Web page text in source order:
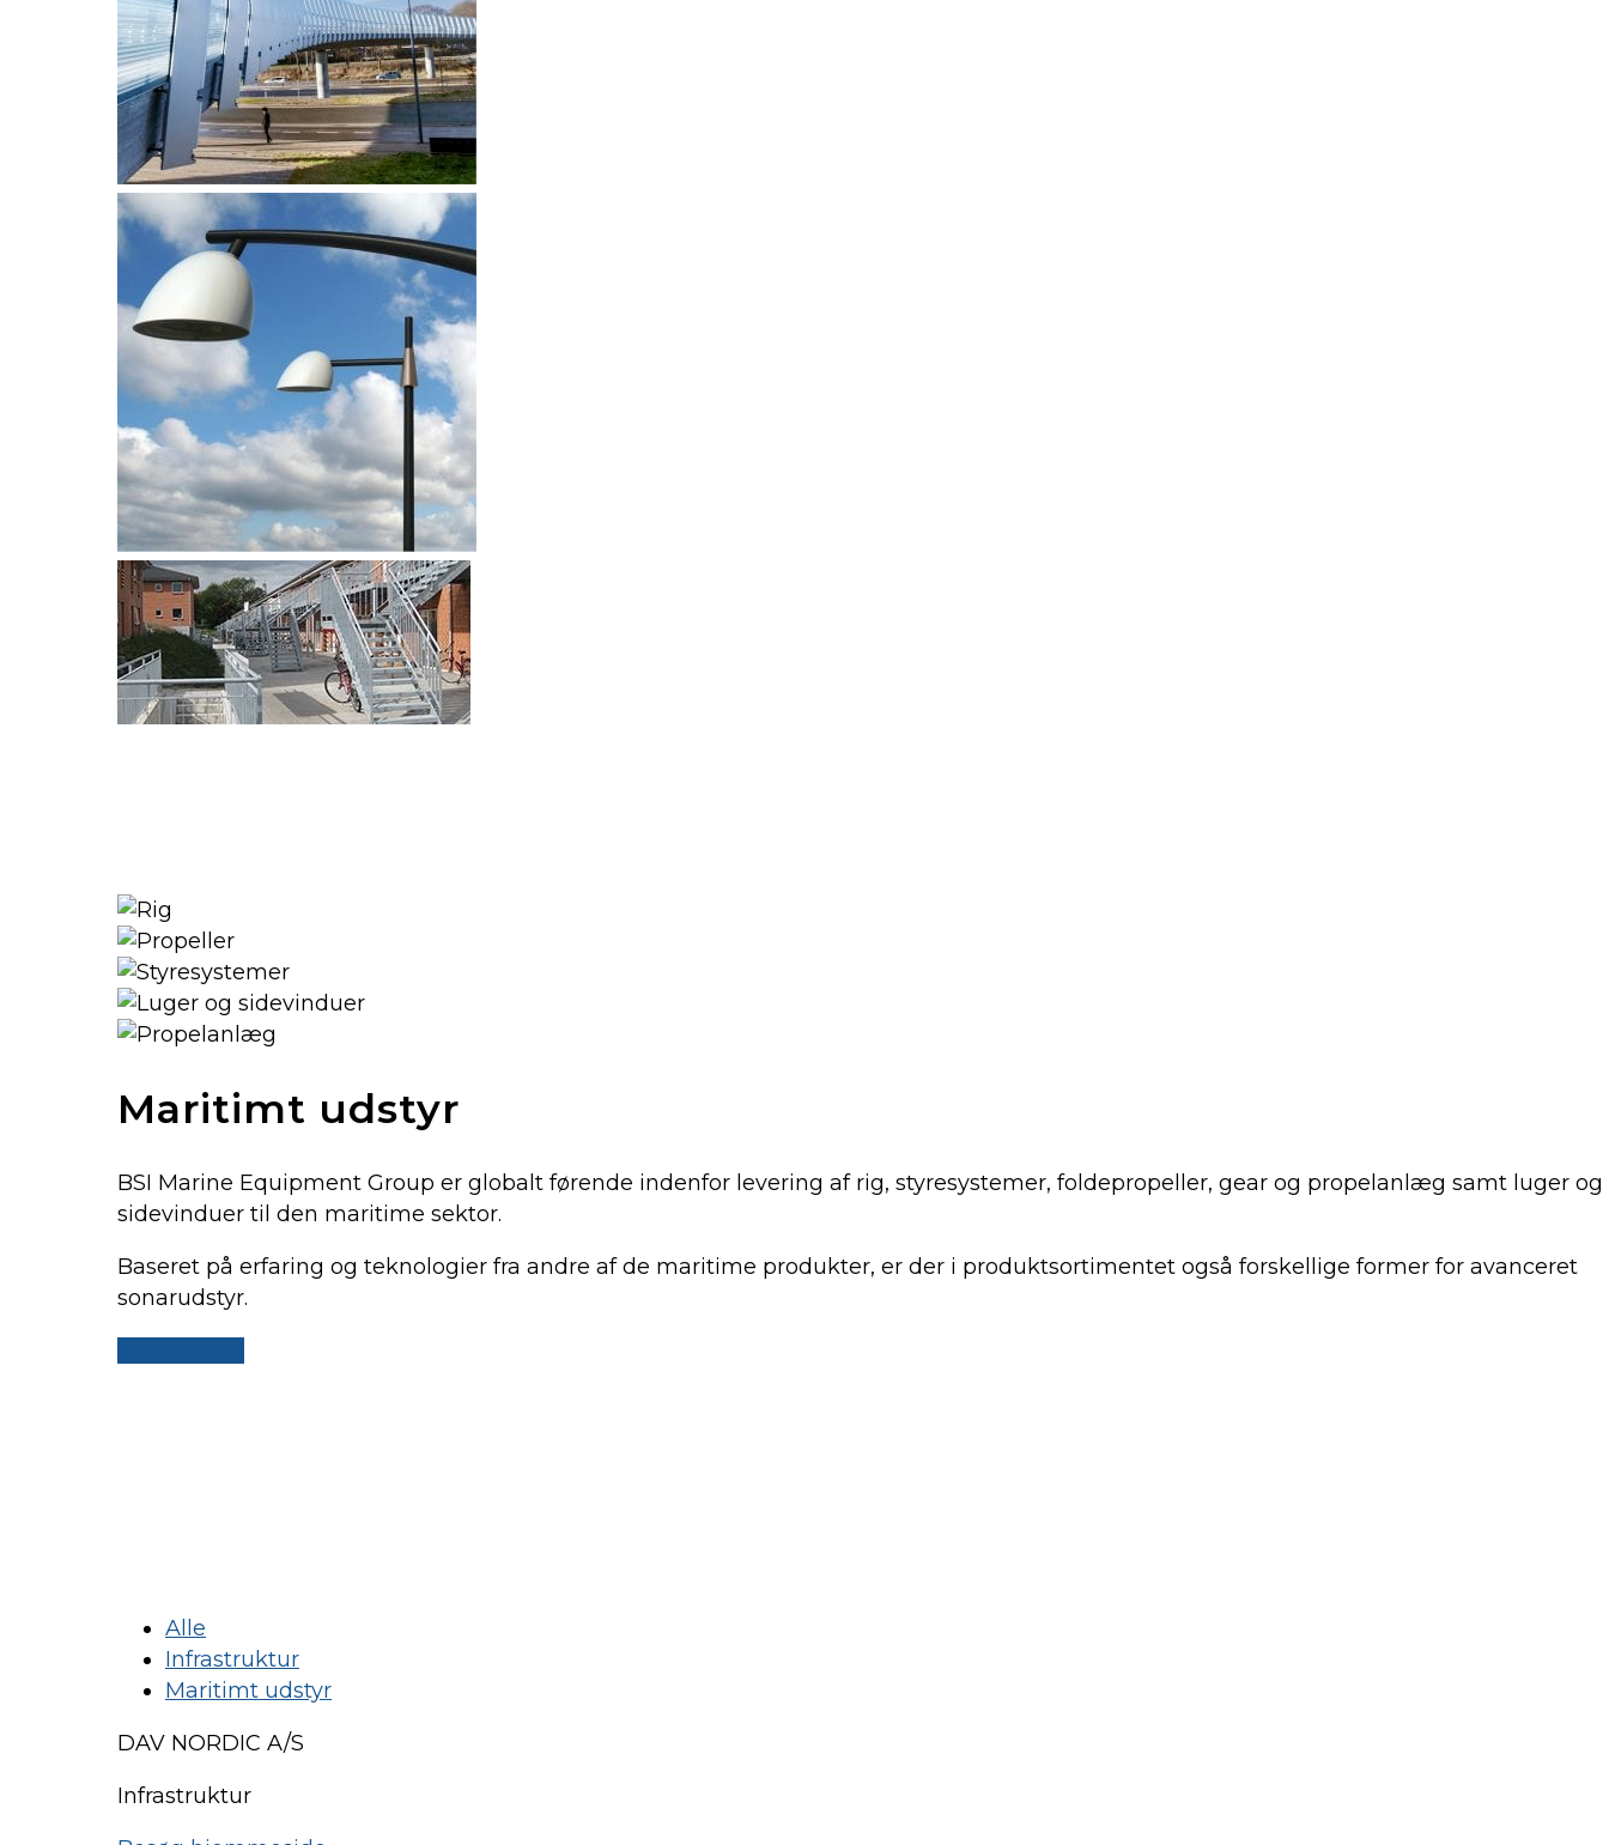
Maritimt udstyr
BSI Marine Equipment Group er globalt førende indenfor levering af rig, styresystemer, foldepropeller, gear og propelanlæg samt luger og
sidevinduer til den maritime sektor.
Baseret på erfaring og teknologier fra andre af de maritime produkter, er der i produktsortimentet også forskellige former for avanceret
sonarudstyr.
Alle
Infrastruktur
Maritimt udstyr
DAV NORDIC A/S
Infrastruktur